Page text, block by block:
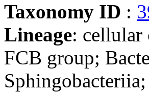
Taxonomy ID :
Lineage: cellular
FCB group;